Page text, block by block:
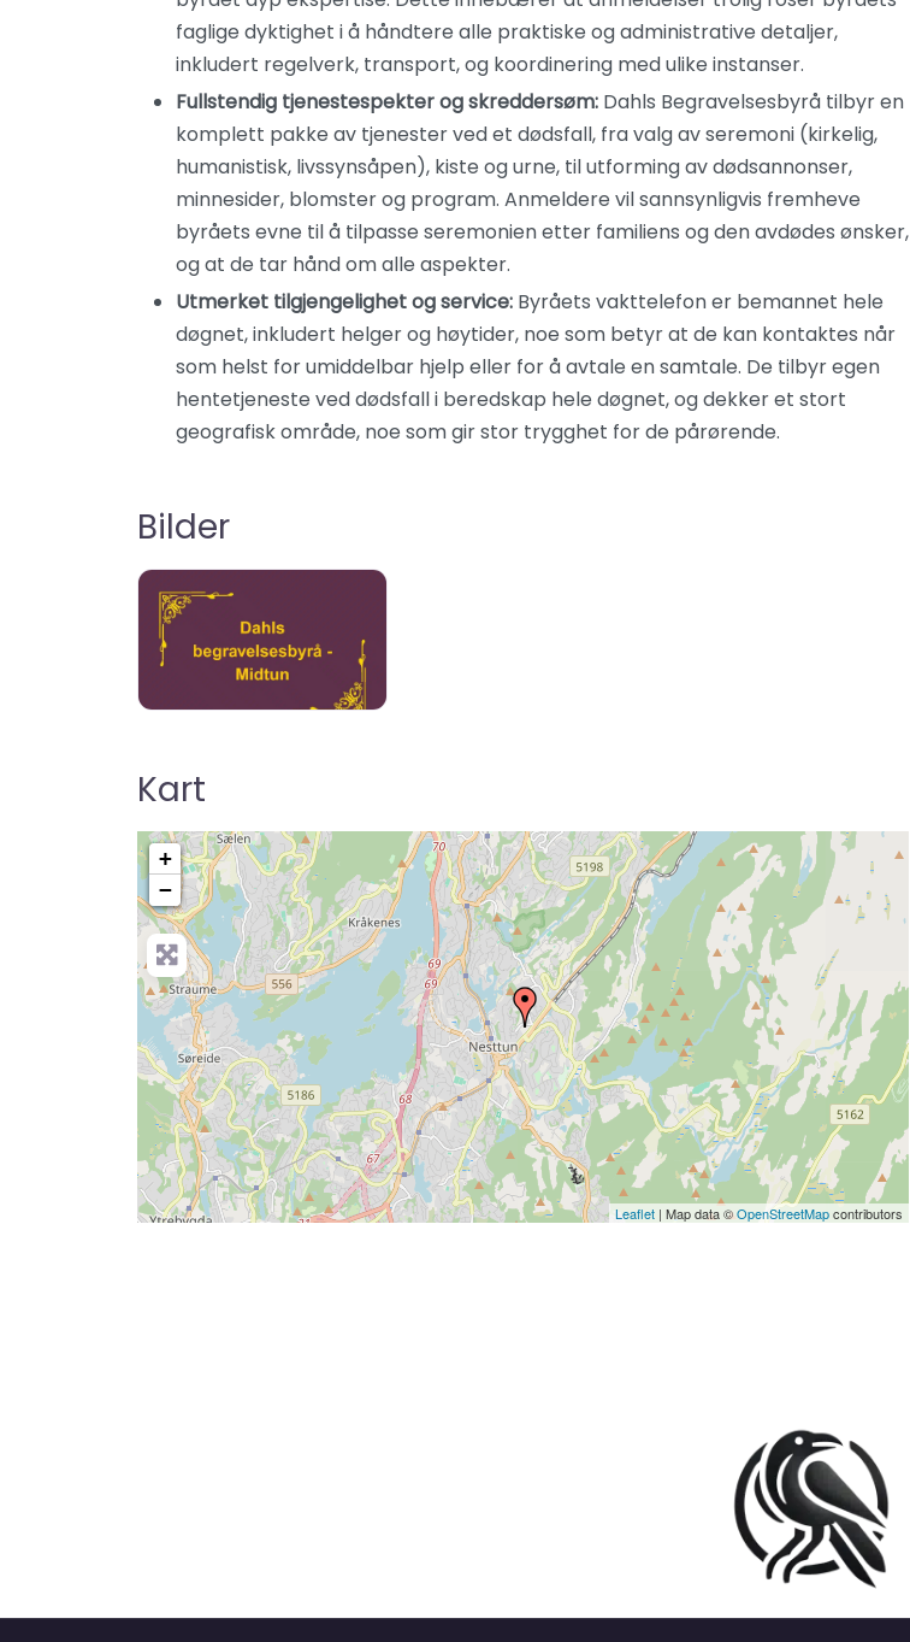
faglige dyktighet i å håndtere alle praktiske og administrative detaljer,
inkludert regelverk, transport, og koordinering med ulike instanser.
Fullstendig tjenestespekter og skreddersøm: Dahls Begravelsesbyrå tilbyr en
komplett pakke av tjenester ved et dødsfall, fra valg av seremoni (kirkelig,
humanistisk, livssynsåpen), kiste og urne, til utforming av dødsannonser,
minnesider, blomster og program. Anmeldere vil sannsynligvis fremheve
byråets evne til å tilpasse seremonien etter familiens og den avdødes ønsker,
og at de tar hånd om alle aspekter.
Utmerket tilgjengelighet og service: Byråets vakttelefon er bemannet hele
døgnet, inkludert helger og høytider, noe som betyr at de kan kontaktes når
som helst for umiddelbar hjelp eller for å avtale en samtale. De tilbyr egen
hentetjeneste ved dødsfall i beredskap hele døgnet, og dekker et stort
geografisk område, noe som gir stor trygghet for de pårørende.
Bilder
Kart
+
−
Press Enter key to search
Leaflet | Map data ©OpenStreetMapcontributors